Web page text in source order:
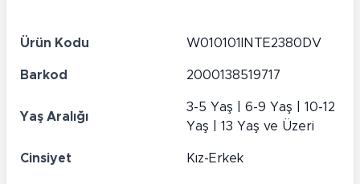
Ürün Kodu W010101INTE2380DV
Barkod 2000138519717
Yaş Aralığı
3-5 Yaş | 6-9 Yaş | 10-12
Yaş | 13 Yaş ve Üzeri
Cinsiyet Kız-Erkek